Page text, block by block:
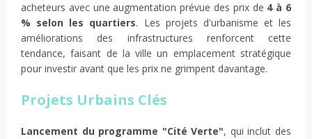
acheteurs avec une augmentation prévue des prix de 4 à 6
% selon les quartiers. Les projets d'urbanisme et les
améliorations des infrastructures renforcent cette
tendance, faisant de la ville un emplacement stratégique
pour investir avant que les prix ne grimpent davantage.
Projets Urbains Clés
Lancement du programme "Cité Verte", qui inclut des